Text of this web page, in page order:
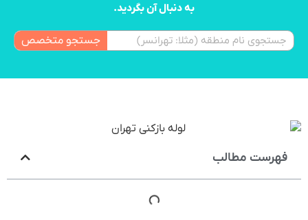
به دنبال آن بگردید.
جستجو متخصص
فهرست مطالب